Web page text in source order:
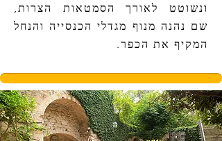
ונשוטט לאורך הסמטאות הצרות,
שם נהנה מנוף מגדלי הכנסייה והנחל
המקיף את הכפר.